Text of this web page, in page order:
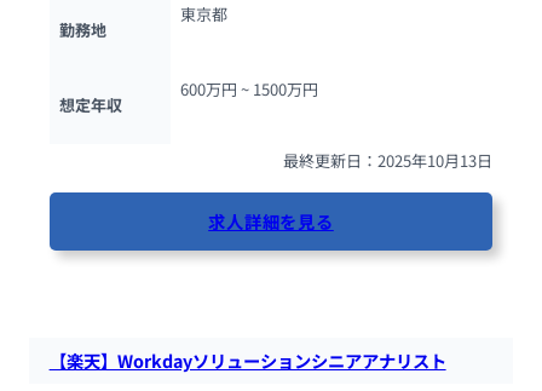
勤務地
東京都
想定年収
600万円 ~ 1500万円
最終更新日：2025年10月13日
求人詳細を見る
【楽天】Workdayソリューションシニアアナリスト